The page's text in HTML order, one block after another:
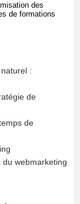
des
de formations
:
de
de
du webmarketing